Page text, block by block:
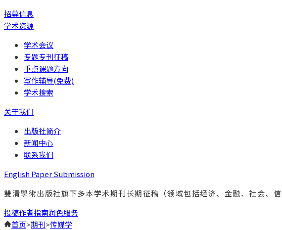
招募信息
学术资源
学术会议
专题专刊征稿
重点课题方向
写作辅导(免费)
学术搜索
关于我们
出版社简介
新闻中心
联系我们
English Paper Submission
雙清學術出版社旗下多本学术期刊长期征稿（领域包括经济、金融、社会、
投稿作者指南润色服务
首页>期刊>传媒学